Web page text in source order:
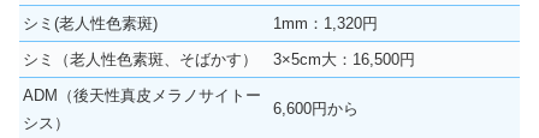
シミ(老人性色素斑)
1mm：1,320円
シミ（老人性色素斑、そばかす）
3×5cm大：16,500円
ADM（後天性真皮メラノサイトー
シス）
6,600円から